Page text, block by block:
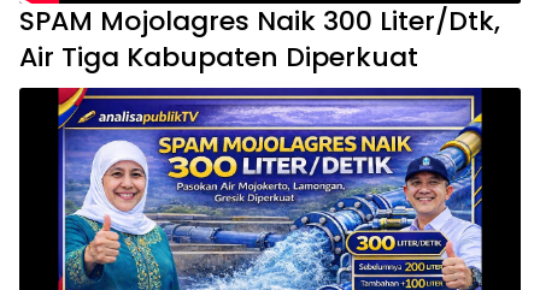
SPAM Mojolagres Naik 300 Liter/Dtk,
Air Tiga Kabupaten Diperkuat